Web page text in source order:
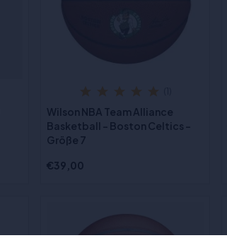
Wilson NBA Team Alliance
Basketball - Boston Celtics -
Größe 7
€39,00